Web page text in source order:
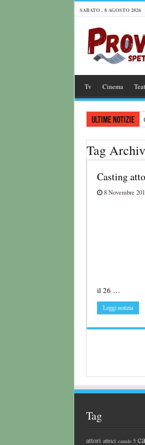
SABATO , 8 AGOSTO 2026
Tv Cinema
Ultime notizie
Tag
Casting
8 Novembre
il 26 …
Leggi notizia
Tag
attori attrici canale 5